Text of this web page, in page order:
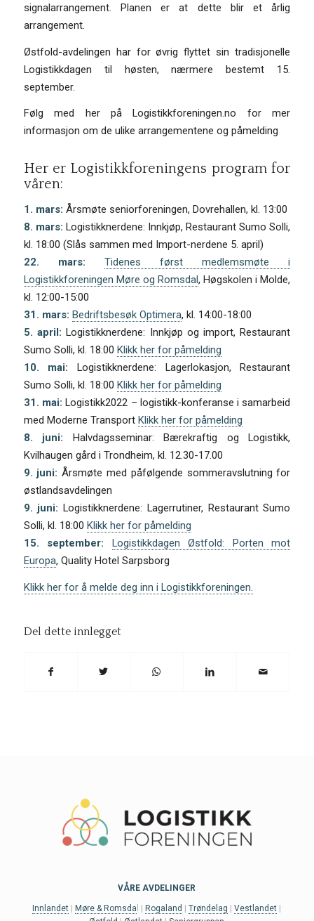
signalarrangement. Planen er at dette blir et årlig
arrangement.
Østfold-avdelingen har for øvrig flyttet sin tradisjonelle
Logistikkdagen til høsten, nærmere bestemt 15.
september.
Følg med her på Logistikkforeningen.no for mer
informasjon om de ulike arrangementene og påmelding
Her er Logistikkforeningens program for
våren:
1. mars: Årsmøte seniorforeningen, Dovrehallen, kl. 13:00
8. mars: Logistikknerdene: Innkjøp, Restaurant Sumo Solli,
kl. 18:00 (Slås sammen med Import-nerdene 5. april)
22. mars: Tidenes først medlemsmøte i
Logistikkforeningen Møre og Romsdal, Høgskolen i Molde,
kl. 12:00-15:00
31. mars: Bedriftsbesøk Optimera, kl. 14:00-18:00
5. april:Logistikknerdene: Innkjøp og import, Restaurant
Sumo Solli, kl. 18:00 Klikk her for påmelding
10. mai: Logistikknerdene: Lagerlokasjon, Restaurant
Sumo Solli, kl. 18:00 Klikk her for påmelding
31. mai:Logistikk2022 – logistikk-konferanse i samarbeid
med Moderne Transport Klikk her for påmelding
8. juni: Halvdagsseminar: Bærekraftig og Logistikk,
Kvilhaugen gård i Trondheim, kl. 12.30-17.00
9. juni:Årsmøte med påfølgende sommeravslutning for
østlandsavdelingen
9. juni:Logistikknerdene: Lagerrutiner, Restaurant Sumo
Solli, kl. 18:00 Klikk her for påmelding
15. september: Logistikkdagen Østfold: Porten mot
Europa, Quality Hotel Sarpsborg
Klikk her for å melde deg inn i Logistikkforeningen.
Del dette innlegget
VÅRE AVDELINGER
Innlandet Møre & Romsda Rogaland |Trøndelag |Vestlandet